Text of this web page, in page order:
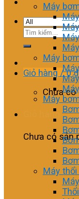
Tìm
Giỏ hàng /0₫
Chưa có
Giỏ hàng
Chưa có sản
Máy
Máy
Máy
Máy thổi